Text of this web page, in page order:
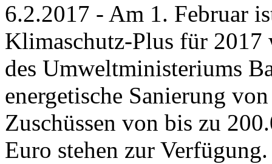
6.2.2017 - Am 1. Februar
Klimaschutz-Plus für 2017
des Umweltministeriums
energetische Sanierung
Zuschüssen von bis zu
Euro stehen zur